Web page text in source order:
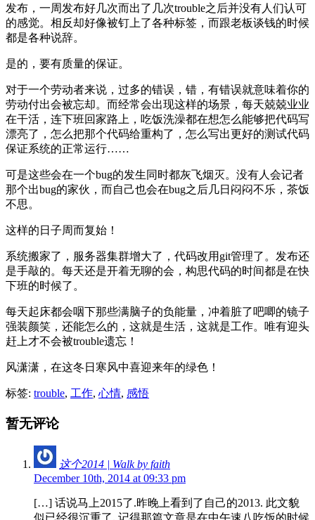
发布，一周发布好几次而出了几次trouble之后并没有人们认可
的感觉。相反却好像被钉上了各种标签，而跟老板谈钱的时候
都是各种说辞。
是的，要有质量的保证。
对于一个劳动者来说，过多的错误，错，有错误就意味着你的
劳动付出会被忘却。而经常会出现这样的场景，每天兢兢业业
在干活，连下班回家路上，吃饭洗澡都在想怎么能够把代码写
漂亮了，怎么把那个代码给重构了，怎么写出更好的测试代码
保证系统的正常运行……
可是这些会在一个bug的发生同时都灰飞烟灭。没有人会记者
那个出bug的家伙，而自己也会在bug之后几日闷闷不乐，茶饭
不思。
这样的日子周而复始！
系统搬家了，服务器集群增大了，代码改用git管理了。发布还
是手敲的。每天还是开着无聊的会，构思代码的时间都是在快
下班的时候了。
每天起床都会咽下那些满脑子的负能量，冲着脏了吧唧的镜子
强装颜笑，还能怎么的，这就是生活，这就是工作。唯有迎头
赶上才不会被trouble遗忘！
风潇潇，在这冬日寒风中喜迎来年的绿色！
标签: trouble, 工作, 心情, 感悟
暂无评论
这个2014 | Walk by faith
December 10th, 2014 at 09:33 pm
[…] 话说马上2015了.昨晚上看到了自己的2013. 此文貌